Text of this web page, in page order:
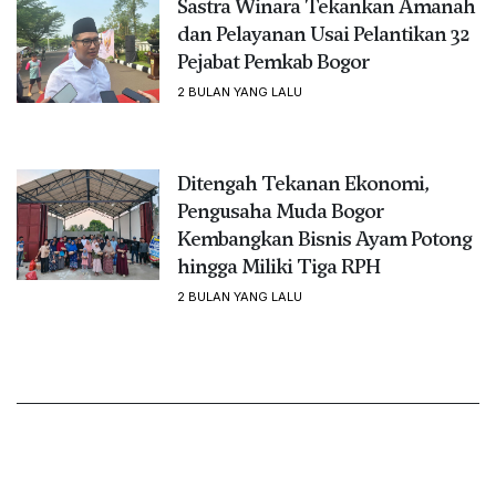
Sastra Winara Tekankan Amanah
dan Pelayanan Usai Pelantikan 32
Pejabat Pemkab Bogor
2 BULAN YANG LALU
Ditengah Tekanan Ekonomi,
Pengusaha Muda Bogor
Kembangkan Bisnis Ayam Potong
hingga Miliki Tiga RPH
2 BULAN YANG LALU